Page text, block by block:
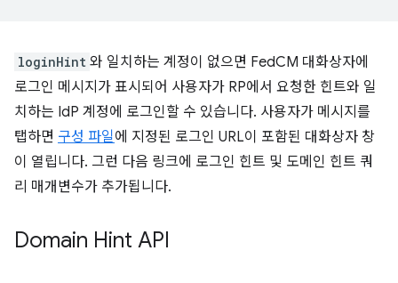
loginHint 와 일치하는 계정이 없으면 FedCM 대화상자에
로그인 메시지가 표시되어 사용자가 RP에서 요청한 힌트와 일
치하는 IdP 계정에 로그인할 수 있습니다. 사용자가 메시지를
탭하면 구성 파일에 지정된 로그인 URL이 포함된 대화상자 창
이 열립니다. 그런 다음 링크에 로그인 힌트 및 도메인 힌트 쿼
리 매개변수가 추가됩니다.
Domain Hint API